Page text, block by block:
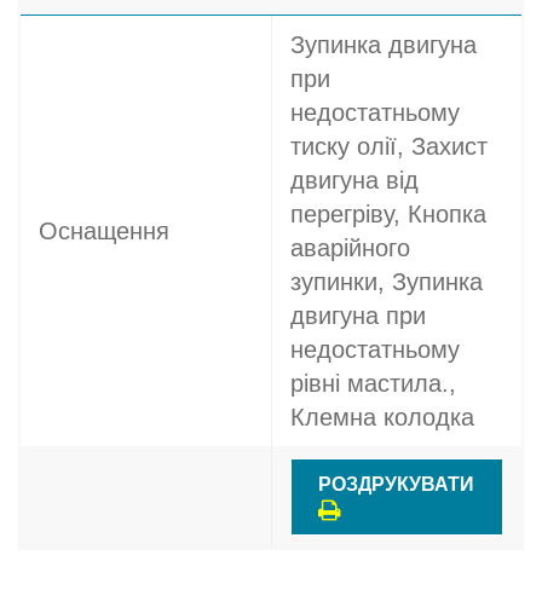
Оснащення
Зупинка двигуна
при
недостатньому
тиску олії, Захист
двигуна від
перегріву, Кнопка
аварійного
зупинки, Зупинка
двигуна при
недостатньому
рівні мастила.,
Клемна колодка
РОЗДРУКУВАТИ